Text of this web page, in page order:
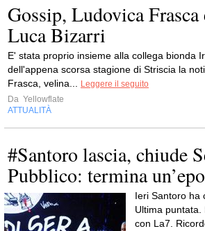
Gossip, Ludovica Frasca
Luca Bizarri
E' stata proprio insieme alla collega bionda
dell'appena scorsa stagione di Striscia la
Frasca, velina... Leggere il seguito
Da Yellowflate
ATTUALITÀ
#Santoro lascia, chiude
Pubblico: termina
Ieri Santoro ha
Ultima
con La7.